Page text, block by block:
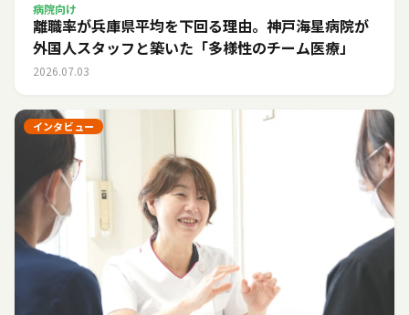
病院向け
離職率が兵庫県平均を下回る理由。神戸海星病院が
外国人スタッフと築いた「多様性のチーム医療」
2026.07.03
インタビュー